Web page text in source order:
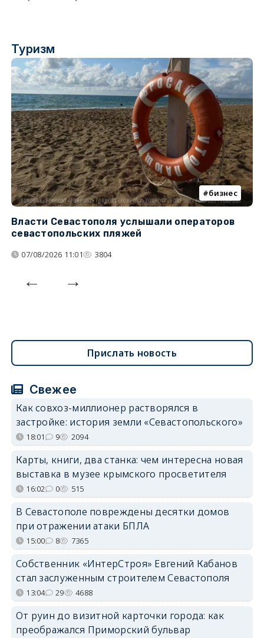
Туризм
бизнес
Власти Севастополя услышали операторов
севастопольских пляжей
07/08/2026 11:01 3804
Прислать новость
Свежее
Как совхоз-миллионер растворялся в
застройке: история земли «Севастопольского»
18:01 9 2094
Карты, книги, два станка: чем интересна новая
выставка в музее крымского просветителя
16:02 0 515
В Севастополе повреждены десятки домов
при отражении атаки БПЛА
15:00 8 7365
Собственник «ИнтерСтроя» Евгений Кабанов
стал заслуженным строителем Севастополя
13:04 29 4688
От руин до визитной карточки города: как
преображался Приморский бульвар